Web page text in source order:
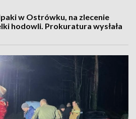
w Ostrówku, na zlecenie
hodowli. Prokuratura wysłała